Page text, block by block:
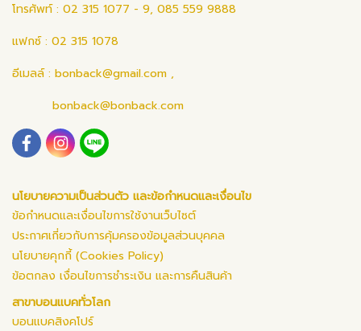
โทรศัพท์ : 02 315 1077 - 9, 085 559 9888
แฟกซ์ : 02 315 1078
อีเมลล์ : bonback@gmail.com ,
bonback@bonback.com
นโยบายความเป็นส่วนตัว และข้อกำหนดและเงื่อนไข
ข้อกำหนดและเงื่อนไขการใช้งานเว็บไซต์
ประกาศเกี่ยวกับการคุ้มครองข้อมูลส่วนบุคคล
นโยบายคุกกี้ (Cookies Policy)
ข้อตกลง เงื่อนไขการชำระเงิน และการคืนสินค้า
สาขาบอนแบคทั่วโลก
บอนแบคสิงคโปร์